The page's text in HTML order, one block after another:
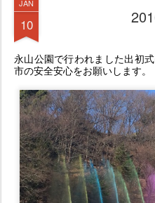
JAN
10
永山公園で行われました出初
市の安全安心をお願いします。